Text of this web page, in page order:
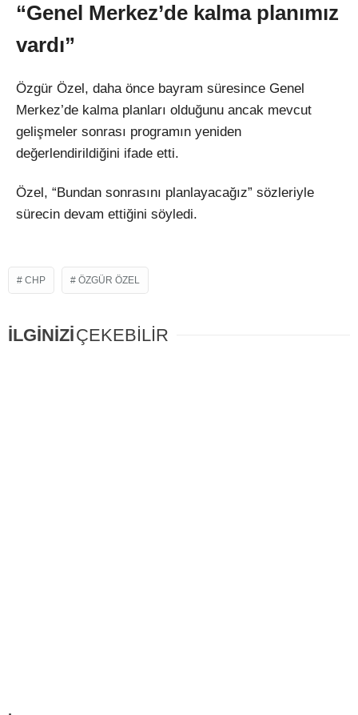
“Genel Merkez’de kalma planımız
vardı”
Özgür Özel, daha önce bayram süresince Genel
Merkez’de kalma planları olduğunu ancak mevcut
gelişmeler sonrası programın yeniden
değerlendirildiğini ifade etti.
Özel, “Bundan sonrasını planlayacağız” sözleriyle
sürecin devam ettiğini söyledi.
CHP ÖZGÜR ÖZEL
İLGİNİZİÇEKEBİLİR